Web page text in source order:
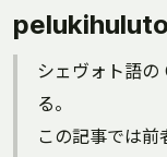
シェヴォト語
る。
この記事では